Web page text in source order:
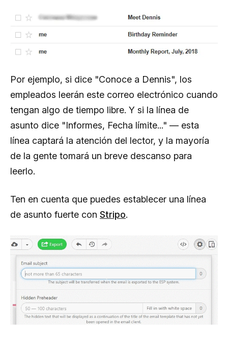
Por ejemplo, si dice "Conoce a Dennis", los
empleados leerán este correo electrónico cuando
tengan algo de tiempo libre. Y si la línea de
asunto dice "Informes, Fecha límite..." — esta
línea captará la atención del lector, y la mayoría
de la gente tomará un breve descanso para
leerlo.
Ten en cuenta que puedes establecer una línea
de asunto fuerte con Stripo.